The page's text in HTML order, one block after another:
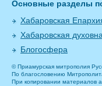
Основные разделы
Хабаровская
Хабаровская
Блогосфера
© Приамурская митрополия
По благословению
При копировании материалов